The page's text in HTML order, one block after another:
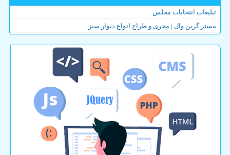
تبلیغات انتخابات مجلس
مستر گرین وال | مجری و طراح انواع دیوار سبز